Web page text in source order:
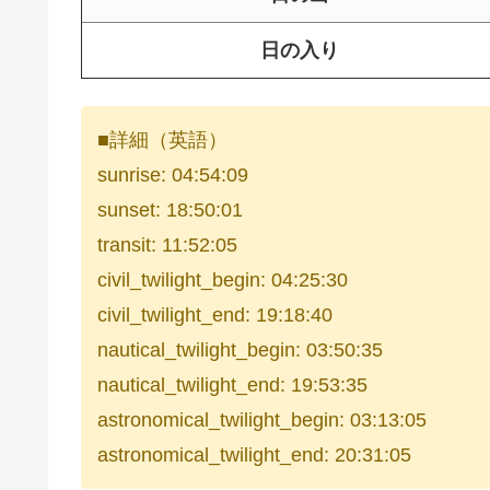
日の入り
■詳細（英語）
sunrise: 04:54:09
sunset: 18:50:01
transit: 11:52:05
civil_twilight_begin: 04:25:30
civil_twilight_end: 19:18:40
nautical_twilight_begin: 03:50:35
nautical_twilight_end: 19:53:35
astronomical_twilight_begin: 03:13:05
astronomical_twilight_end: 20:31:05